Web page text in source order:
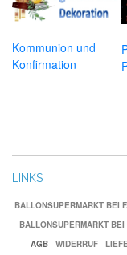
Kommunion und
Konfirmation
LINKS
BALLONSUPERMARKT BEI
BALLONSUPERMARKT BEI
AGB
WIDERRUF